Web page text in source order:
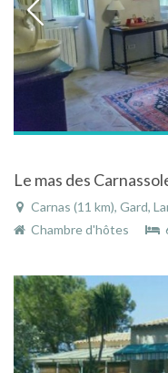
Carnas (11 km), Gard,
Chambre d'hôtes